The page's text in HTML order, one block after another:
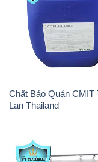
Chất Bảo Quản CMIT
Lan Thailand